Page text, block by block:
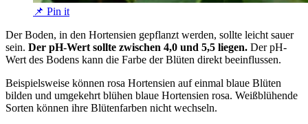
📌 Pin it
Der Boden, in den Hortensien gepflanzt werden, sollte leicht sauer
sein. Der pH-Wert sollte zwischen 4,0 und 5,5 liegen. Der pH-
Wert des Bodens kann die Farbe der Blüten direkt beeinflussen.
Beispielsweise können rosa Hortensien auf einmal blaue Blüten
bilden und umgekehrt blühen blaue Hortensien rosa. Weißblühende
Sorten können ihre Blütenfarben nicht wechseln.